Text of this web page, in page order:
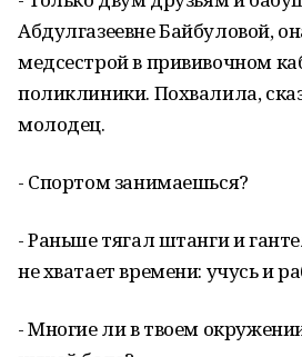
Абдулгазеевне Байбуловой,
медсестрой в прививочном
поликлиники. Похвалила,
молодец.
- Спортом занимаешься?
- Раньше тягал штанги и
не хватает времени: учусь и
- Многие ли в твоем